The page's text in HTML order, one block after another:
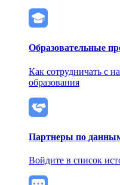
Образовательные
Как сотрудничать с
образования
Партнеры по
Войдите в список